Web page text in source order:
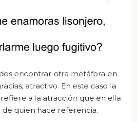
encontrar otra metáfora en
atractivo. En este caso la
refiere a la atracción que en ella
quien hace referencia.